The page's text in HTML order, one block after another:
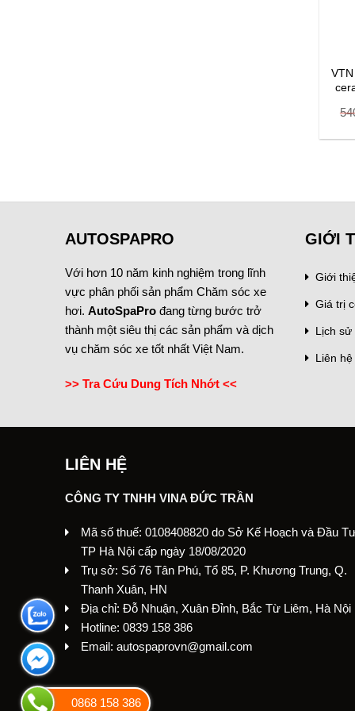
AUTOSPAPRO
Với hơn 10 năm kinh nghiệm trong lĩnh
vực phân phối sản phẩm Chăm sóc xe
hơi. AutoSpaPro đang từng bước trở
thành một siêu thị các sản phẩm và dịch
vụ chăm sóc xe tốt nhất Việt Nam.
>> Tra Cứu Dung Tích Nhớt <<
GIỚI
Giới
Giá trị
Lịch sử
Liên hệ
LIÊN HỆ
CÔNG TY TNHH VINA ĐỨC TRẦN
Mã số thuế: 0108408820 do Sở Kế Hoạch và Đầu
TP Hà Nội cấp ngày 18/08/2020
Trụ sở: Số 76 Tân Phú, Tổ 85, P. Khương Trung, Q.
Thanh Xuân, HN
Địa chỉ: Đỗ Nhuận, Xuân Đỉnh, Bắc Từ Liêm, Hà Nội
Hotline: 0839 158 386
Email: autospaprovn@gmail.com
0868 158 386